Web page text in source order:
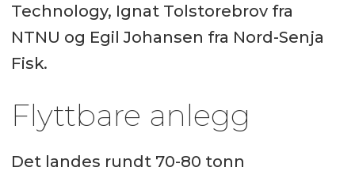
Technology, Ignat Tolstorebrov fra
NTNU og Egil Johansen fra Nord-Senja
Fisk.
Flyttbare anlegg
Det landes rundt 70-80 tonn